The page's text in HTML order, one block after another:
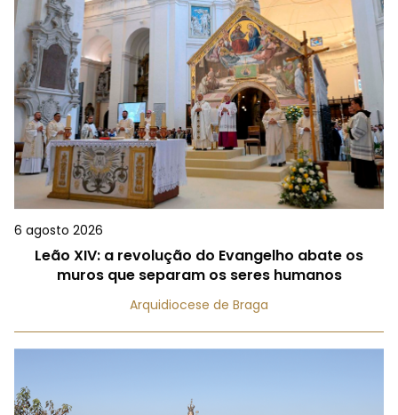
6 agosto 2026
Leão XIV: a revolução do Evangelho abate os
muros que separam os seres humanos
Arquidiocese de Braga